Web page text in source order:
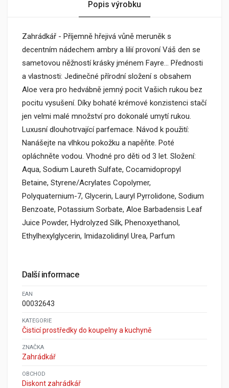
Popis výrobku
Zahrádkář - Příjemně hřejivá vůně meruněk s
decentním nádechem ambry a lilií provoní Váš den se
sametovou něžností krásky jménem Fayre... Přednosti
a vlastnosti: Jedinečné přírodní složení s obsahem
Aloe vera pro hedvábně jemný pocit Vašich rukou bez
pocitu vysušení. Díky bohaté krémové konzistenci stačí
jen velmi malé množství pro dokonalé umytí rukou.
Luxusní dlouhotrvající parfemace. Návod k použití:
Nanášejte na vlhkou pokožku a napěňte. Poté
opláchněte vodou. Vhodné pro děti od 3 let. Složení:
Aqua, Sodium Laureth Sulfate, Cocamidopropyl
Betaine, Styrene/Acrylates Copolymer,
Polyquaternium-7, Glycerin, Lauryl Pyrrolidone, Sodium
Benzoate, Potassium Sorbate, Aloe Barbadensis Leaf
Juice Powder, Hydrolyzed Silk, Phenoxyethanol,
Ethylhexylglycerin, Imidazolidinyl Urea, Parfum
Další informace
EAN
00032643
KATEGORIE
Čisticí prostředky do koupelny a kuchyně
ZNAČKA
Zahrádkář
OBCHOD
Diskont zahrádkář